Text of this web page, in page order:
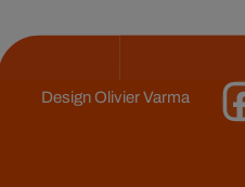
DesignOlivier Varma